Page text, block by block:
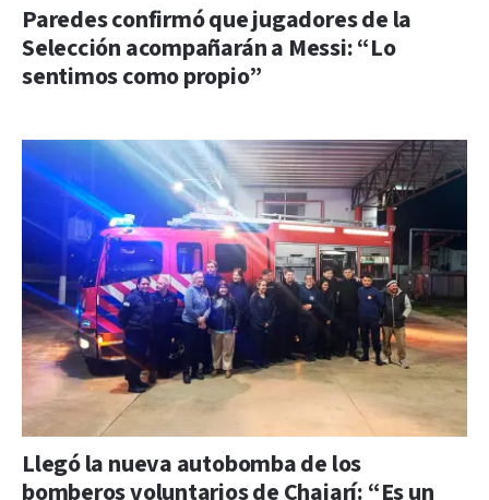
Paredes confirmó que jugadores de la
Selección acompañarán a Messi: “Lo
sentimos como propio”
Llegó la nueva autobomba de los
bomberos voluntarios de Chajarí: “Es un